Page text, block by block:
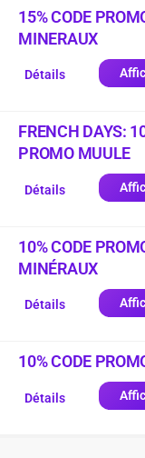
15% CODE
MINERAUX
Détails
FRENCH DAYS:
PROMO MUULE
Détails
10% CODE
MINÉRAUX
Détails
10% CODE
Détails